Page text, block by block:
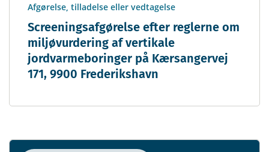
Afgørelse, tilladelse eller vedtagelse
Screeningsafgørelse efter reglerne om
miljøvurdering af vertikale
jordvarmeboringer på Kærsangervej
171, 9900 Frederikshavn